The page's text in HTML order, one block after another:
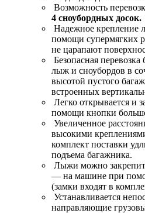
Возможность
4 сноубордных досок.
Надежное крепление
помощи супермягких
не царапают
Безопасная
лыж и сноубордов в
высотой пустого
встроенных
Легко открывается и
помощи кнопки
Увеличенное
высокими
комплект поставки
подъема багажника.
Лыжи можно
— на машине при
(замки входят в
Устанавливается
направляющие